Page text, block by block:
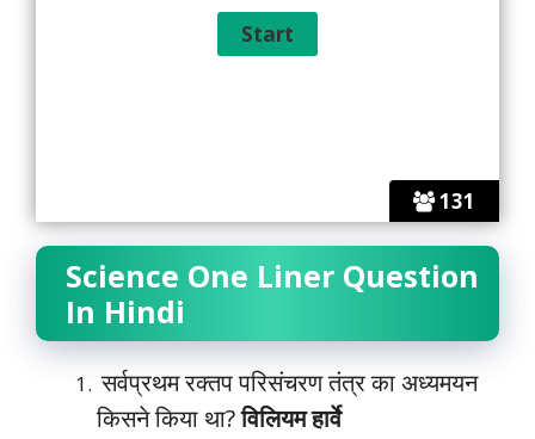
131
Science One Liner Question
In Hindi
सर्वप्रथम रक्तप परिसंचरण तंत्र का अध्यमयन
किसने किया था?विलियम हार्वे